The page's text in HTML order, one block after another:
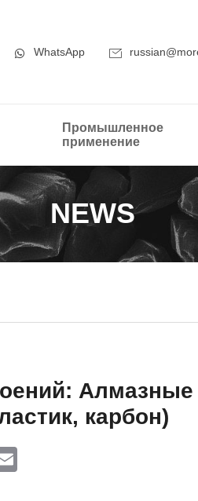
WhatsApp
Промышленное
применение
NEWS
Алмазные
карбон)
Email